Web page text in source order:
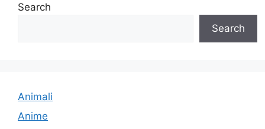
Search
Search
Animali
Anime